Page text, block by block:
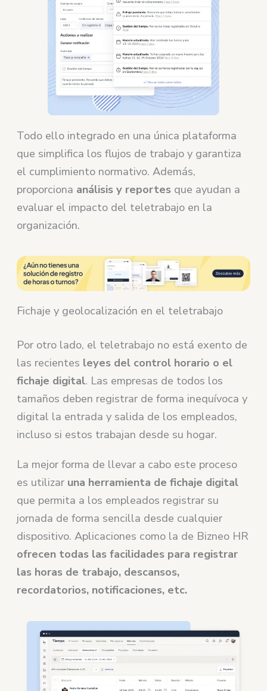
Todo ello integrado en una única plataforma
que simplifica los flujos de trabajo y garantiza
el cumplimiento normativo. Además,
proporciona análisis y reportes que ayudan a
evaluar el impacto del teletrabajo en la
organización.
Fichaje y geolocalización en el teletrabajo
Por otro lado, el teletrabajo no está exento de
las recientes leyes del control horario o el
fichaje digital. Las empresas de todos los
tamaños deben registrar de forma inequívoca y
digital la entrada y salida de los empleados,
incluso si estos trabajan desde su hogar.
La mejor forma de llevar a cabo este proceso
es utilizar una herramienta de fichaje digital
que permita a los empleados registrar su
jornada de forma sencilla desde cualquier
dispositivo. Aplicaciones como la de Bizneo HR
ofrecen todas las facilidades para registrar
las horas de trabajo, descansos,
recordatorios, notificaciones, etc.